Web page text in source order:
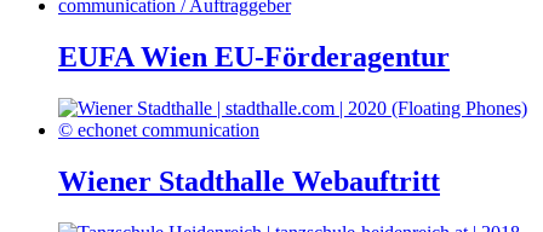
EUFA Wien EU-Förderagentur
Wiener Stadthalle Webauftritt